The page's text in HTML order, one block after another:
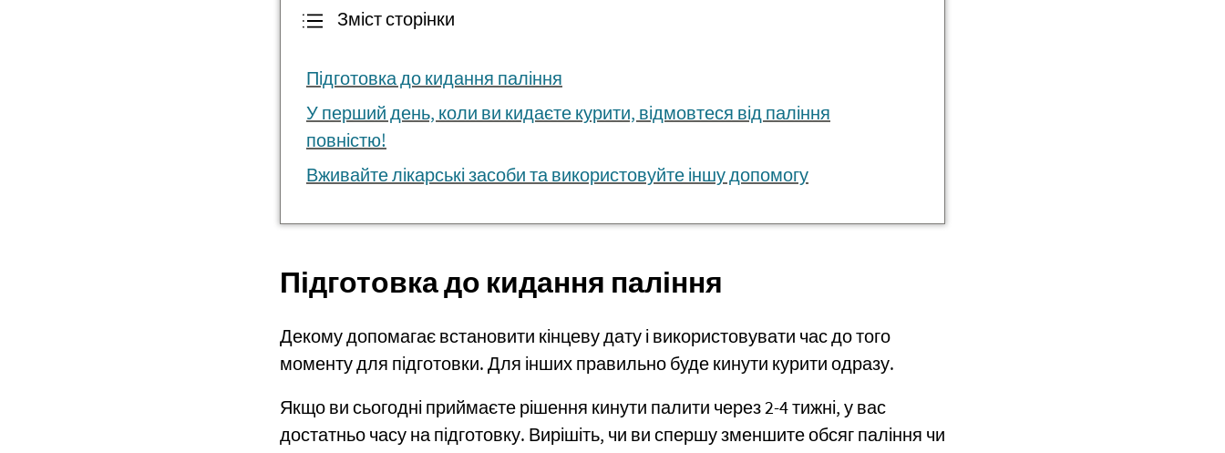
Зміст сторінки
Підготовка до кидання паління
У перший день, коли ви кидаєте курити, відмовтеся від паління
повністю!
Вживайте лікарські засоби та використовуйте іншу допомогу
Підготовка до кидання паління
Декому допомагає встановити кінцеву дату і використовувати час до того
моменту для підготовки. Для інших правильно буде кинути курити одразу.
Якщо ви сьогодні приймаєте рішення кинути палити через 2-4 тижні, у вас
достатньо часу на підготовку. Вирішіть, чи ви спершу зменшите обсяг паління чи